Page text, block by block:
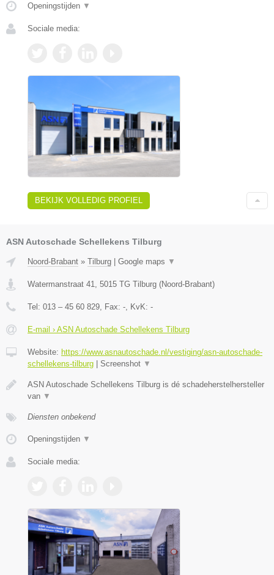
Openingstijden ▼
Sociale media:
BEKIJK VOLLEDIG PROFIEL
ASN Autoschade Schellekens Tilburg
Noord-Brabant » Tilburg | Google maps ▼
Watermanstraat 41 5015 TG Tilburg (Noord-Brabant)
Tel: 013 – 45 60 829 , Fax: - , KvK: -
E-mail › ASN Autoschade Schellekens Tilburg
Website: https://www.asnautoschade.nl/vestiging/asn-autoschade-
schellekens-tilburg | Screenshot ▼
ASN Autoschade Schellekens Tilburg is dé schadeherstelhersteller
van ▼
Diensten onbekend
Openingstijden ▼
Sociale media: